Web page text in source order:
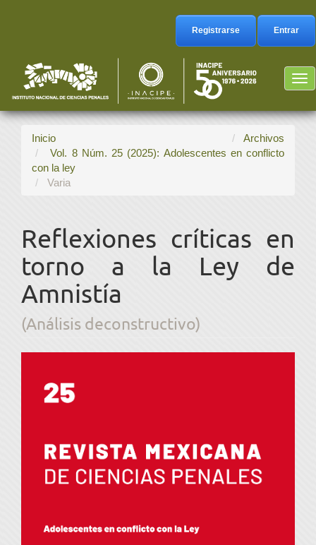
Barra
lateral
Registrarse Entrar
Inicio
Archivos
Vol. 8 Núm. 25 (2025): Adolescentes en conflicto
con la ley
Varia
Reflexiones críticas en
torno a la Ley de
Amnistía
(Análisis deconstructivo)
lateral
del